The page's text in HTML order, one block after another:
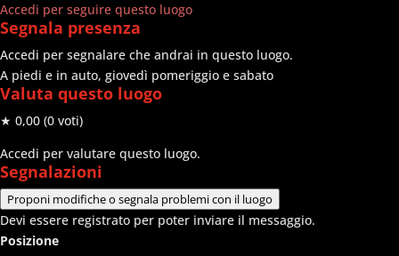
Accedi per seguire questo luogo
Segnala presenza
Accedi per segnalare che andrai in questo luogo.
A piedi e in auto, giovedì pomeriggio e sabato
Valuta questo luogo
★ 0,00 (0 voti)
Accedi per valutare questo luogo.
Segnalazioni
Proponi modifiche o segnala problemi con il luogo
Devi essere registrato per poter inviare il messaggio.
Posizione